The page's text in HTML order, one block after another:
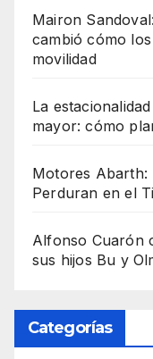
Mairon
cambió cómo
movilidad
La
mayor: cómo
Motores Abarth:
Perduran en el
Alfonso Cuarón
sus hijos Bu y
Categorías